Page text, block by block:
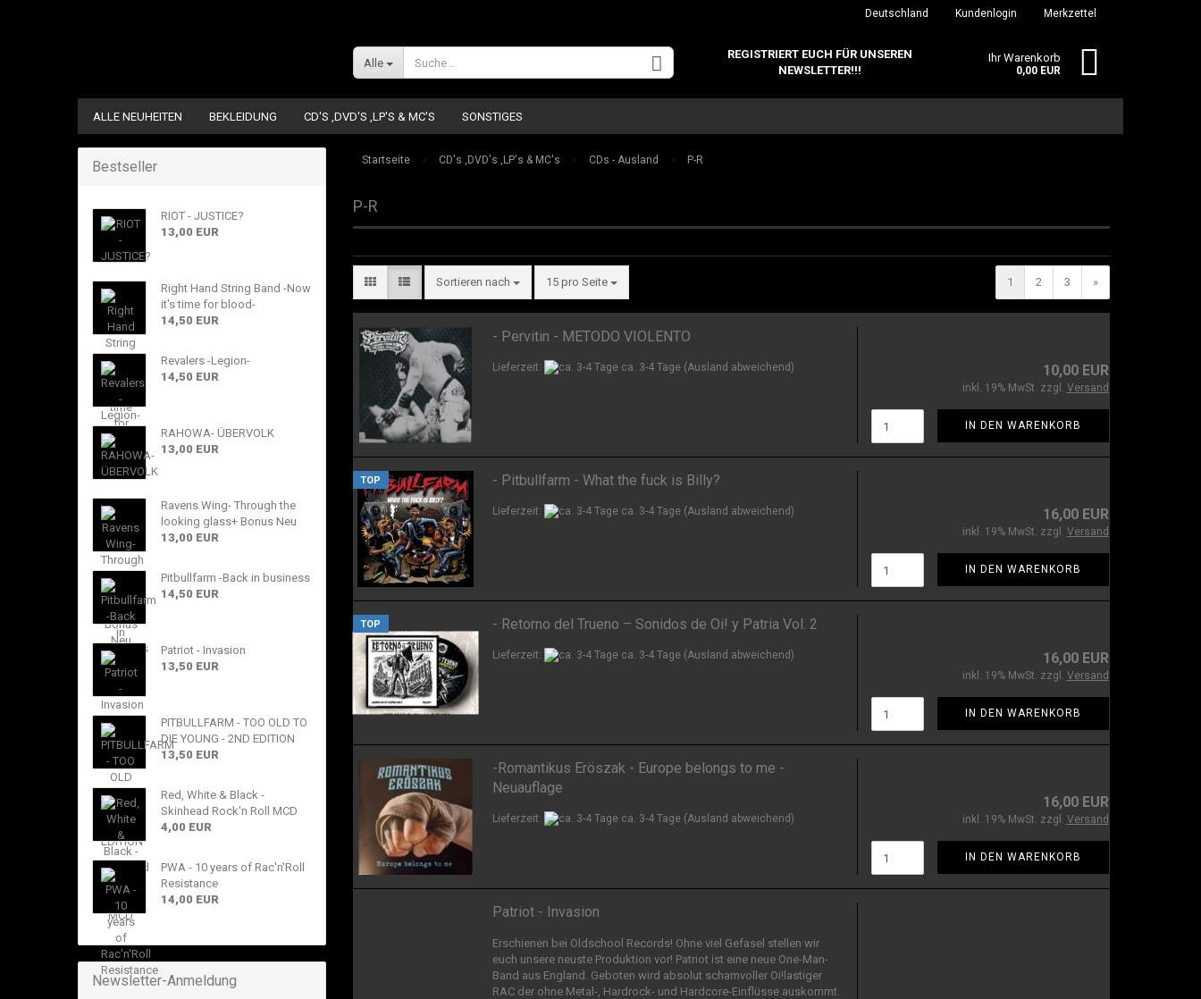
Deutschland Kundenlogin
Konto erstellen
Merkzettel
Alle
REGISTRIERT EUCH FÜR UNSEREN
NEWSLETTER!!!
Ihr Warenkorb
0,00 EUR
ALLE NEUHEITEN BEKLEIDUNG CD'S ,DVD'S ,LP'S & MC'S SONSTIGES
Startseite » CD's ,DVD's ,LP's & MC's » CDs - Ausland » P-R
P-R
Sortieren nach 15 pro Seite 1 2 3 »
- Pervitin - METODO VIOLENTO
Lieferzeit: ca. 3-4 Tage (Ausland abweichend) 10,00 EUR
inkl. 19% MwSt. zzgl. Versand
IN DEN WARENKORB
TOP - Pitbullfarm - What the fuck is Billy?
Lieferzeit: ca. 3-4 Tage (Ausland abweichend) 16,00 EUR
inkl. 19% MwSt. zzgl. Versand
IN DEN WARENKORB
TOP - Retorno del Trueno – Sonidos de Oi! y Patria Vol. 2
Lieferzeit: ca. 3-4 Tage (Ausland abweichend) 16,00 EUR
inkl. 19% MwSt. zzgl. Versand
IN DEN WARENKORB
-Romantikus Eröszak - Europe belongs to me -
Neuauflage
Lieferzeit: ca. 3-4 Tage (Ausland abweichend)
16,00 EUR
inkl. 19% MwSt. zzgl. Versand
IN DEN WARENKORB
Patriot - Invasion
Erschienen bei Oldschool Records! Ohne viel Gefasel stellen wir
euch unsere neuste Produktion vor! Patriot ist eine neue One-Man-
Band aus England. Geboten wird absolut schamvoller Oi!lastiger
RAC der ohne Metal-, Hardrock- und Hardcore-Einflüsse auskommt.
Bestseller
RIOT - JUSTICE?
13,00 EUR
Right Hand String Band -Now
it's time for blood-
14,50 EUR
Revalers -Legion-
14,50 EUR
RAHOWA- ÜBERVOLK
13,00 EUR
Ravens Wing- Through the
looking glass+ Bonus Neu
13,00 EUR
Pitbullfarm -Back in business
14,50 EUR
Patriot - Invasion
13,50 EUR
PITBULLFARM - TOO OLD TO
DIE YOUNG - 2ND EDITION
13,50 EUR
Red, White & Black -
Skinhead Rock'n Roll MCD
4,00 EUR
PWA - 10 years of Rac'n'Roll
Resistance
14,00 EUR
Newsletter-Anmeldung